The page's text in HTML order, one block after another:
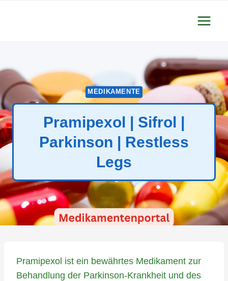
MEDIKAMENTE
Pramipexol | Sifrol |
Parkinson | Restless
Legs
Pramipexol ist ein bewährtes Medikament zur
Behandlung der Parkinson-Krankheit und des